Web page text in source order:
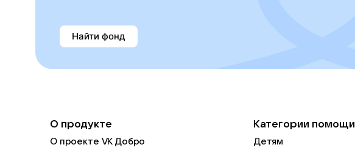
Найти фонд
О продукте
О проекте VK Добро
Категории помощи
Детям